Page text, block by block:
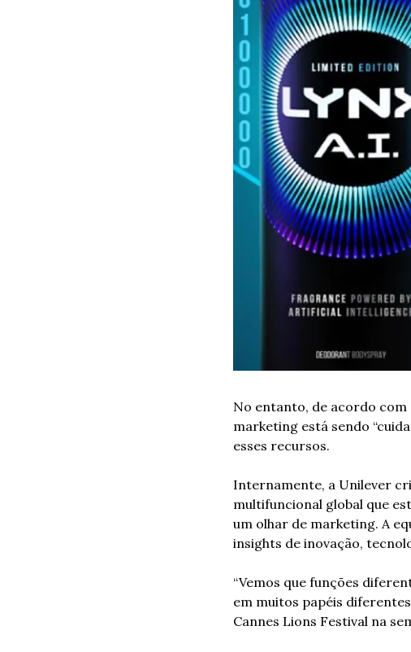
No entanto, de acordo
marketing está sendo
esses recursos.
Internamente, a Unilever
multifuncional global que
um olhar de marketing. A
insights de inovação,
“Vemos que funções
em muitos papéis
Cannes Lions Festival na